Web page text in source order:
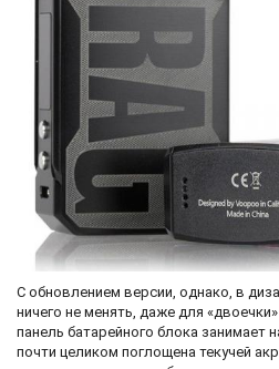
С обновлением версии, однако, в
ничего не менять, даже для
панель батарейного блока занимает
почти целиком поглощена текучей